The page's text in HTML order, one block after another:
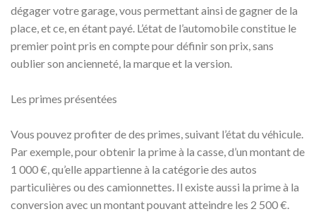
dégager votre garage, vous permettant ainsi de gagner de la
place, et ce, en étant payé. L’état de l’automobile constitue le
premier point pris en compte pour définir son prix, sans
oublier son ancienneté, la marque et la version.
Les primes présentées
Vous pouvez profiter de des primes, suivant l’état du véhicule.
Par exemple, pour obtenir la prime à la casse, d’un montant de
1 000 €, qu’elle appartienne à la catégorie des autos
particulières ou des camionnettes. Il existe aussi la prime à la
conversion avec un montant pouvant atteindre les 2 500 €.